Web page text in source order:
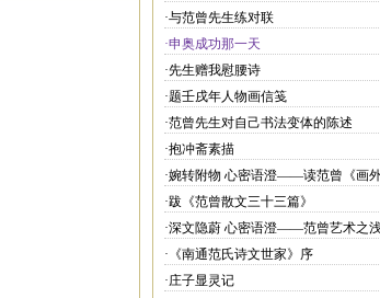
·与范曾先生练对联
·申奥成功那一天
·先生赠我慰腰诗
·题壬戌年人物画信笺
·范曾先生对自己书法变体的陈述
·抱冲斋素描
·婉转附物 心密语澄——读范曾《画外
·跋《范曾散文三十三篇》
·深文隐蔚 心密语澄——范曾艺术之
·《南通范氏诗文世家》序
·庄子显灵记